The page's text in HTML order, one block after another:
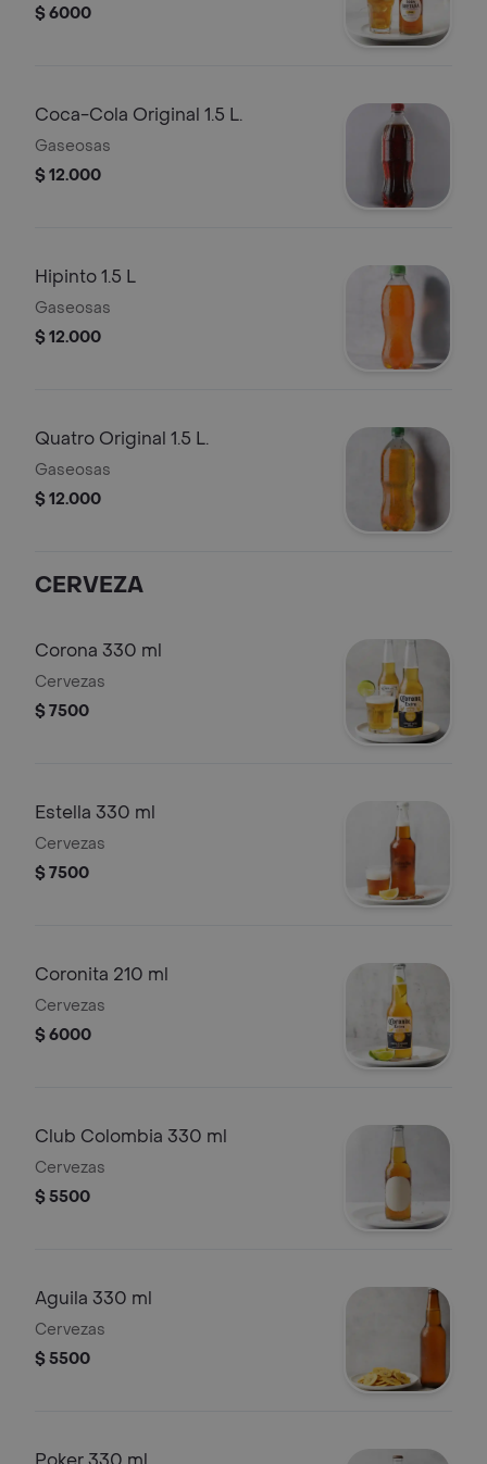
$ 6000
Coca-Cola Original 1.5 L.
Gaseosas
$ 12.000
Hipinto 1.5 L
Gaseosas
$ 12.000
Quatro Original 1.5 L.
Gaseosas
$ 12.000
CERVEZA
Corona 330 ml
Cervezas
$ 7500
Estella 330 ml
Cervezas
$ 7500
Coronita 210 ml
Cervezas
$ 6000
Club Colombia 330 ml
Cervezas
$ 5500
Aguila 330 ml
Cervezas
$ 5500